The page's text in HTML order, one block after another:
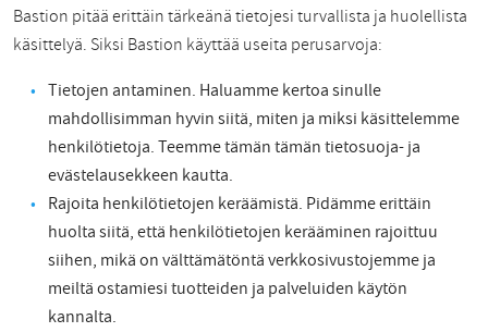
Bastion pitää erittäin tärkeänä tietojesi turvallista ja huolellista
käsittelyä. Siksi Bastion käyttää useita perusarvoja:
Tietojen antaminen. Haluamme kertoa sinulle
mahdollisimman hyvin siitä, miten ja miksi käsittelemme
henkilötietoja. Teemme tämän tämän tietosuoja- ja
evästelausekkeen kautta.
Rajoita henkilötietojen keräämistä. Pidämme erittäin
huolta siitä, että henkilötietojen kerääminen rajoittuu
siihen, mikä on välttämätöntä verkkosivustojemme ja
meiltä ostamiesi tuotteiden ja palveluiden käytön
kannalta.